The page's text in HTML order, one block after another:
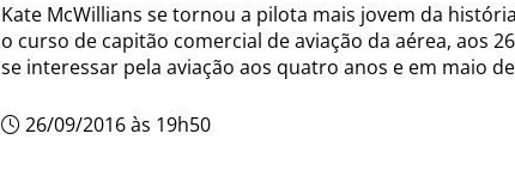
Kate McWillians se tornou a pilota mais jovem da
o curso de capitão comercial de aviação da aérea, aos
se interessar pela aviação aos quatro anos e em maio
26/09/2016 às 19h50